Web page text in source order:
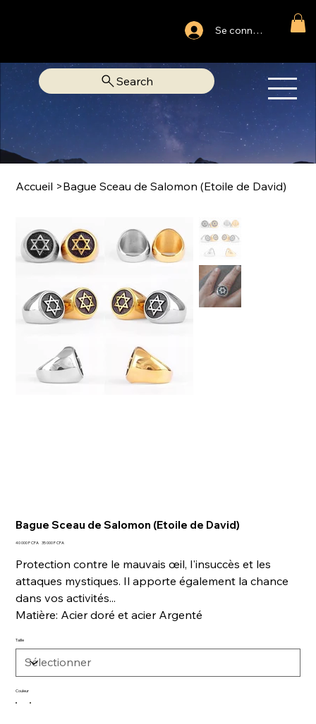
Se connecter
Accueil >Bague Sceau de Salomon (Etoile de David)
Bague Sceau de Salomon (Etoile de David)
Prix
40 000 F CFA Prix
35 000 F CFA
Protection contre le mauvais œil, l'insuccès et les
attaques mystiques. Il apporte également la chance
dans vos activités...
Matière: Acier doré et acier Argenté
Taille
Couleur
LIBRAIRIE SPIRITUELLESearch